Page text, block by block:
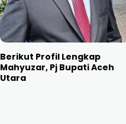
Berikut Profil Lengkap
Mahyuzar, Pj Bupati Aceh
Utara